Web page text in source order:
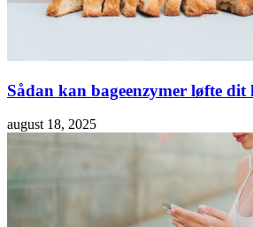
Sådan kan bageenzymer løfte
august 18, 2025